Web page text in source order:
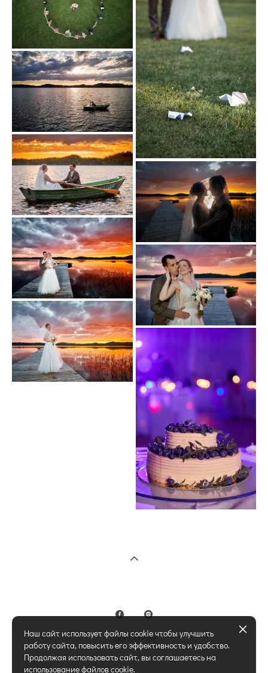
Igor Ustinov
сайт от vigbo
Наш сайт использует файлы cookie чтобы улучшить
работу сайта, повысить его эффективность и удобство.
Продолжая использовать сайт, вы соглашаетесь на
использование файлов cookie.